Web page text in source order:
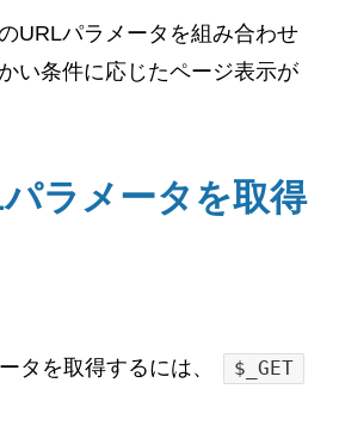
URLパラメータを組み合わせ
い条件に応じたページ表示が
ラメータを取得
タを取得するには、 $_GET